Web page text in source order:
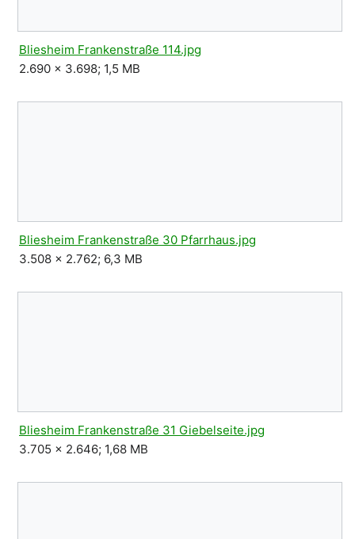
Bliesheim Frankenstraße 114.jpg
2.690 × 3.698; 1,5 MB
Bliesheim Frankenstraße 30 Pfarrhaus.jpg
3.508 × 2.762; 6,3 MB
Bliesheim Frankenstraße 31 Giebelseite.jpg
3.705 × 2.646; 1,68 MB